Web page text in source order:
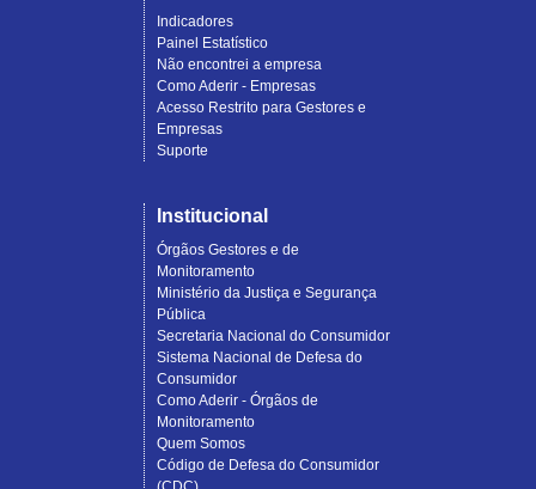
Indicadores
Painel Estatístico
Não encontrei a empresa
Como Aderir - Empresas
Acesso Restrito para Gestores e
Empresas
Suporte
Institucional
Órgãos Gestores e de
Monitoramento
Ministério da Justiça e Segurança
Pública
Secretaria Nacional do Consumidor
Sistema Nacional de Defesa do
Consumidor
Como Aderir - Órgãos de
Monitoramento
Quem Somos
Código de Defesa do Consumidor